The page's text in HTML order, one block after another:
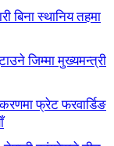
बिना स्थानिय तहमा
जिम्मा मुख्यमन्त्री
फ्रेट फरवार्डिङ